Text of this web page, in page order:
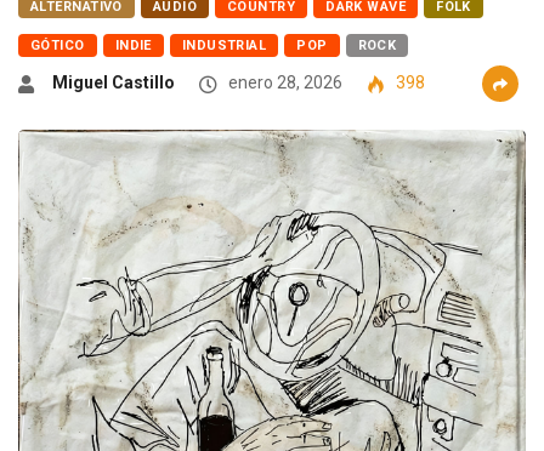
ALTERNATIVO AUDIO COUNTRY DARK WAVE FOLK
GÓTICO INDIE INDUSTRIAL POP ROCK
Miguel Castillo enero 28, 2026 398